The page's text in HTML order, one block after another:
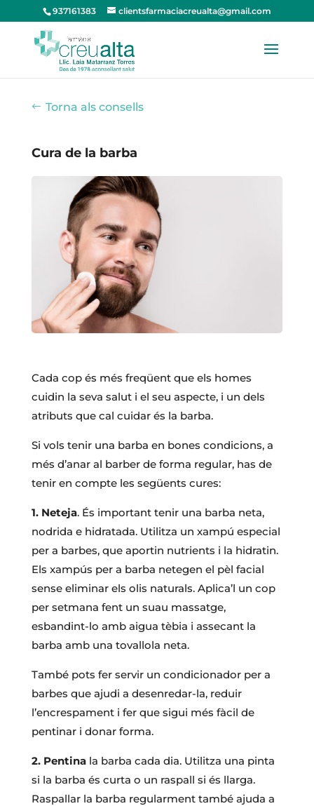
937161383 clientsfarmaciacreualta@gmail.com
Torna als consells
Cura de la barba
Cada cop és més freqüent que els homes
cuidin la seva salut i el seu aspecte, i un dels
atributs que cal cuidar és la barba.
Si vols tenir una barba en bones condicions, a
més d’anar al barber de forma regular, has de
tenir en compte les següents cures:
1. Neteja. És important tenir una barba neta,
nodrida e hidratada. Utilitza un xampú especial
per a barbes, que aportin nutrients i la hidratin.
Els xampús per a barba netegen el pèl facial
sense eliminar els olis naturals. Aplica’l un cop
per setmana fent un suau massatge,
esbandint-lo amb aigua tèbia i assecant la
barba amb una tovallola neta.
També pots fer servir un condicionador per a
barbes que ajudi a desenredar-la, reduir
l’encrespament i fer que sigui més fàcil de
pentinar i donar forma.
2. Pentinala barba cada dia. Utilitza una pinta
si la barba és curta o un raspall si és llarga.
Raspallar la barba regularment també ajuda a